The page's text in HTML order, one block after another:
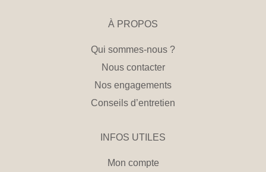
À PROPOS
Qui sommes-nous ?
Nous contacter
Nos engagements
Conseils d’entretien
INFOS UTILES
Mon compte